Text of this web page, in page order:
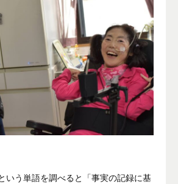
いう単語を調べると「事実の記録に基